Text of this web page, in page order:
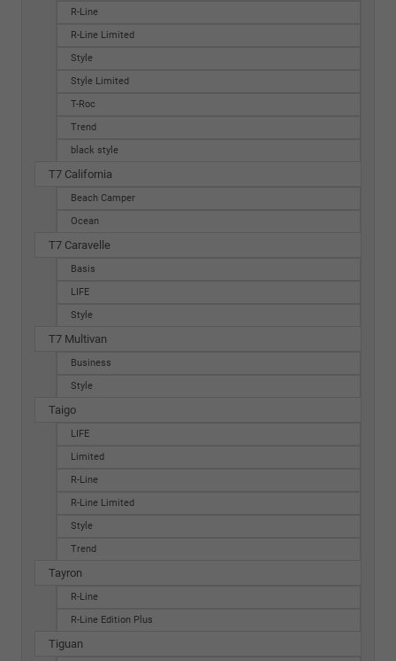
R-Line
R-Line Limited
Style
Style Limited
T-Roc
Trend
black style
T7 California
Beach Camper
Ocean
T7 Caravelle
Basis
LIFE
Style
T7 Multivan
Business
Style
Taigo
LIFE
Limited
R-Line
R-Line Limited
Style
Trend
Tayron
R-Line
R-Line Edition Plus
Tiguan